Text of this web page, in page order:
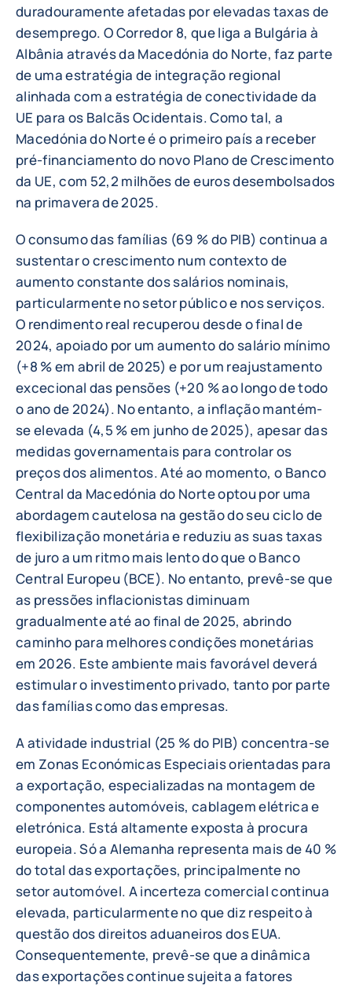
duradouramente afetadas por elevadas taxas de
desemprego. O Corredor 8, que liga a Bulgária à
Albânia através da Macedónia do Norte, faz parte
de uma estratégia de integração regional
alinhada com a estratégia de conectividade da
UE para os Balcãs Ocidentais. Como tal, a
Macedónia do Norte é o primeiro país a receber
pré-financiamento do novo Plano de Crescimento
da UE, com 52,2 milhões de euros desembolsados
na primavera de 2025.
O consumo das famílias (69 % do PIB) continua a
sustentar o crescimento num contexto de
aumento constante dos salários nominais,
particularmente no setor público e nos serviços.
O rendimento real recuperou desde o final de
2024, apoiado por um aumento do salário mínimo
(+8 % em abril de 2025) e por um reajustamento
excecional das pensões (+20 % ao longo de todo
o ano de 2024). No entanto, a inflação mantém-
se elevada (4,5 % em junho de 2025), apesar das
medidas governamentais para controlar os
preços dos alimentos. Até ao momento, o Banco
Central da Macedónia do Norte optou por uma
abordagem cautelosa na gestão do seu ciclo de
flexibilização monetária e reduziu as suas taxas
de juro a um ritmo mais lento do que o Banco
Central Europeu (BCE). No entanto, prevê-se que
as pressões inflacionistas diminuam
gradualmente até ao final de 2025, abrindo
caminho para melhores condições monetárias
em 2026. Este ambiente mais favorável deverá
estimular o investimento privado, tanto por parte
das famílias como das empresas.
A atividade industrial (25 % do PIB) concentra-se
em Zonas Económicas Especiais orientadas para
a exportação, especializadas na montagem de
componentes automóveis, cablagem elétrica e
eletrónica. Está altamente exposta à procura
europeia. Só a Alemanha representa mais de 40 %
do total das exportações, principalmente no
setor automóvel. A incerteza comercial continua
elevada, particularmente no que diz respeito à
questão dos direitos aduaneiros dos EUA.
Consequentemente, prevê-se que a dinâmica
das exportações continue sujeita a fatores